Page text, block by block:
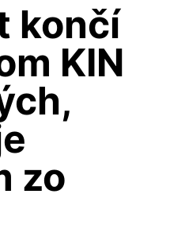
končí
KIN
zo